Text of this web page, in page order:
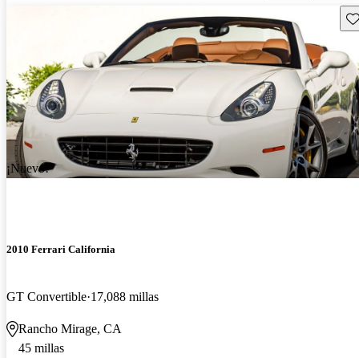
¡Nuevo!
2010 Ferrari California
GT Convertible 17,088 millas
Rancho Mirage, CA
45 millas